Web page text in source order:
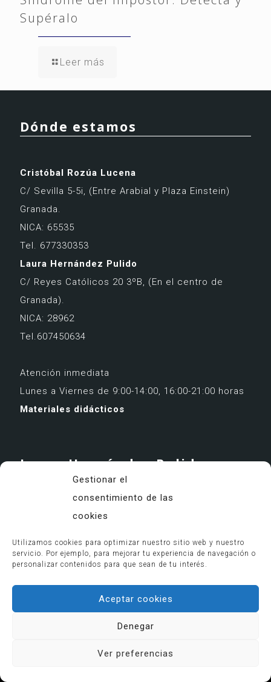
Gestionar el
consentimiento de las
cookies
Utilizamos cookies para optimizar nuestro sitio web y nuestro
servicio. Por ejemplo, para mejorar tu experiencia de navegación o
personalizar contenidos para que sean de tu interés.
Aceptar cookies
Denegar
Ver preferencias
Supéralo
Leer más
Laura Hernández | C/ Reyes Católicos 20
Cristóbal Rozúa | C/ Sevilla 5-5º
Dónde estamos
Cristóbal Rozúa Lucena
C/ Sevilla 5-5i, (Entre Arabial y Plaza Einstein)
Granada.
NICA: 65535
Tel. 677330353
Laura Hernández Pulido
C/ Reyes Católicos 20 3ºB, (En el centro de
Granada).
NICA: 28962
Tel.607450634
Atención inmediata
Lunes a Viernes de 9:00-14:00, 16:00-21:00 horas
Materiales didácticos
Laura Hernández Pulido
Acepto el tratamiento de mis datos para
recibir respuesta a mi solicitud, conforme a